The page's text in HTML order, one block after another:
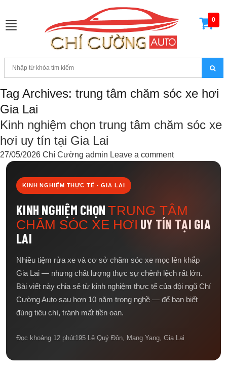
Toggle
0
Tag Archives: trung tâm chăm sóc xe hơi
Gia Lai
Kinh nghiệm chọn trung tâm chăm sóc xe
hơi uy tín tại Gia Lai
27/05/2026 Chí Cường admin Leave a comment
KINH NGHIỆM THỰC TẾ · GIA LAI
KINH NGHIỆM CHỌNTRUNG TÂM
CHĂM SÓC XE HƠI UY TÍN TẠI GIA
LAI
Nhiều tiệm rửa xe và cơ sở chăm sóc xe mọc lên khắp
Gia Lai — nhưng chất lượng thực sự chênh lệch rất lớn.
Bài viết này chia sẻ từ kinh nghiệm thực tế của đội ngũ Chí
Cường Auto sau hơn 10 năm trong nghề — để bạn biết
đúng tiêu chí, tránh mất tiền oan.
Đọc khoảng 12 phút195 Lê Quý Đôn, Mang Yang, Gia Lai